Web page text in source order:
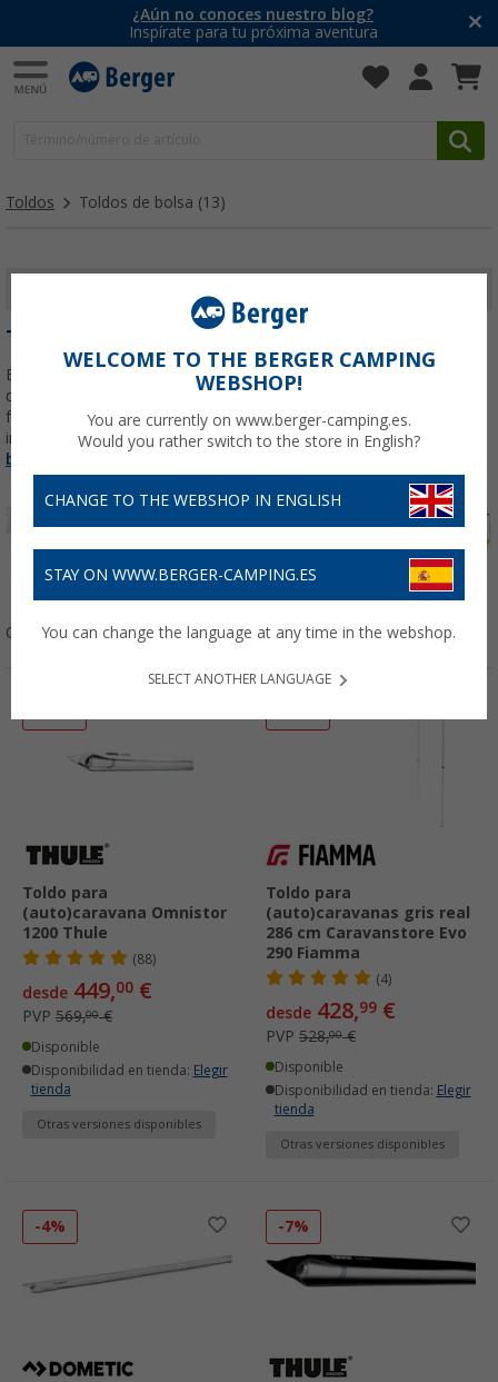
¿Aún no conoces nuestro blog?
Inspírate para tu próxima aventura
Toldos Toldos de bolsa (13)
TOLDOS DE BOLSA
El toldo de bolsa es la solución más ligera y rápida de montar para
dar sombra a tu caravana o furgoneta camper. Se aloja en una
funda blanda que se desliza por la guía del vehículo y permanece
instalado incluso durante los viajes, asíLeer más sobreToldos de
bolsa
de Cassette De Bolsa de Ventana Vela
Ordenar:
Toldo para
(auto)caravana Omnistor
1200 Thule
(88)
desde 449,00 €
PVP 569,00€
Disponible
Disponibilidad en tienda: Elegir
tienda
Otras versiones disponibles
Toldo para
(auto)caravanas gris real
286 cm Caravanstore Evo
290 Fiamma
(4)
desde 428,99 €
PVP 528,00€
Disponible
Disponibilidad en tienda: Elegir
tienda
Otras versiones disponibles
-4% -7%
WELCOME TO THE BERGER CAMPING
WEBSHOP!
You are currently on www.berger-camping.es.
Would you rather switch to the store in English?
CHANGE TO THE WEBSHOP IN ENGLISH
STAY ON WWW.BERGER-CAMPING.ES
You can change the language at any time in the webshop.
SELECT ANOTHER LANGUAGE